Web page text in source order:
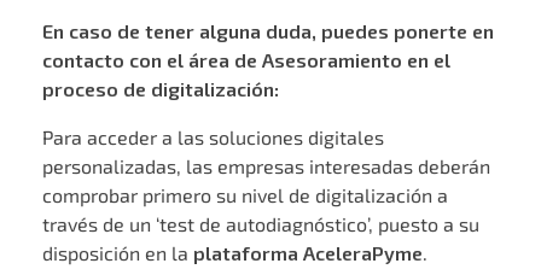
En caso de tener alguna duda, puedes ponerte en
contacto con el área de Asesoramiento en el
proceso de digitalización:
Para acceder a las soluciones digitales
personalizadas, las empresas interesadas deberán
comprobar primero su nivel de digitalización a
través de un ‘test de autodiagnóstico’, puesto a su
disposición en la plataforma AceleraPyme.